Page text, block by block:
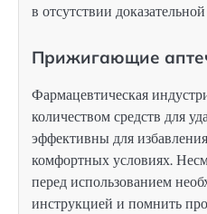
в отсутствии
Прижигающие
Фармацевтическая
количеством средств для
эффективны для
комфортных условиях.
перед использованием
инструкцией и помнить